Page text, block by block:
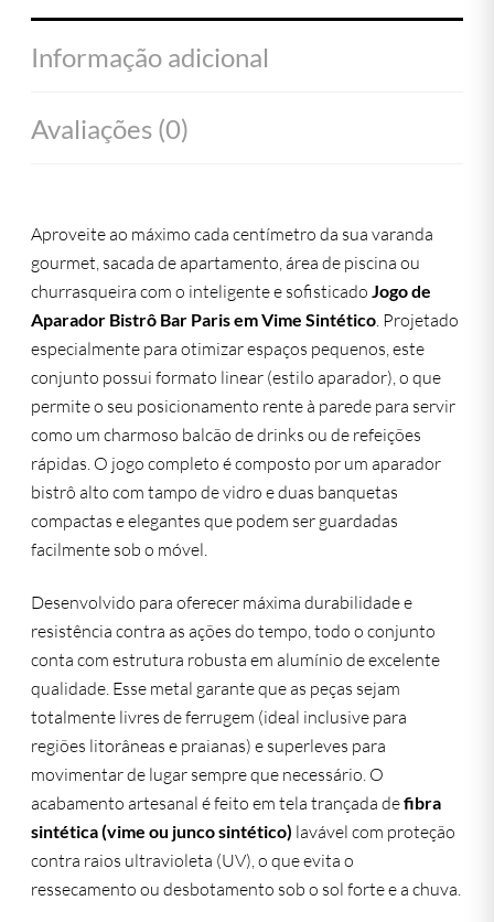
Informação adicional
Avaliações (0)
Aproveite ao máximo cada centímetro da sua varanda
gourmet, sacada de apartamento, área de piscina ou
churrasqueira com o inteligente e sofisticadoJogo de
Aparador Bistrô Bar Paris em Vime Sintético . Projetado
especialmente para otimizar espaços pequenos, este
conjunto possui formato linear (estilo aparador), o que
permite o seu posicionamento rente à parede para servir
como um charmoso balcão de drinks ou de refeições
rápidas. O jogo completo é composto por um aparador
bistrô alto com tampo de vidro e duas banquetas
compactas e elegantes que podem ser guardadas
facilmente sob o móvel.
Desenvolvido para oferecer máxima durabilidade e
resistência contra as ações do tempo, todo o conjunto
conta com estrutura robusta em alumínio de excelente
qualidade. Esse metal garante que as peças sejam
totalmente livres de ferrugem (ideal inclusive para
regiões litorâneas e praianas) e superleves para
movimentar de lugar sempre que necessário. O
acabamento artesanal é feito em tela trançada defibra
sintética (vime ou junco sintético) lavável com proteção
contra raios ultravioleta (UV), o que evita o
ressecamento ou desbotamento sob o sol forte e a chuva.